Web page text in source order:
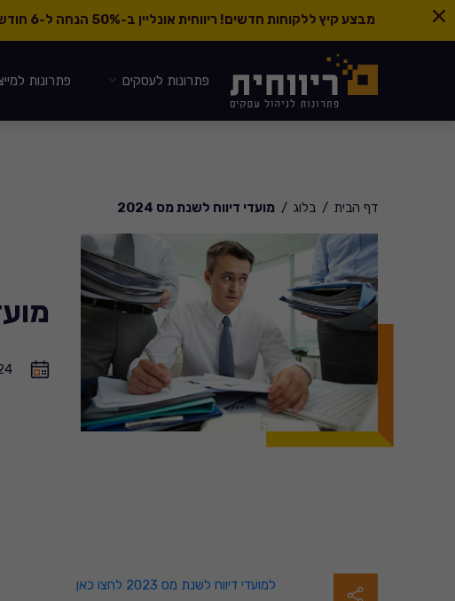
מבצע קיץ ללקוחות חדשים! ריווחית אונליין ב-50% הנחה ל-6 חודשים
פתרונות לעסקים פתרונות
דף הבית בלוג מועדי דיווח לשנת מס 2024
למועדי דיווח לשנת מס 2023 לחצו כאן